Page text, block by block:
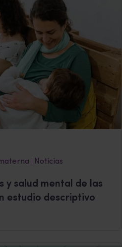
Noticias
y salud mental de las
estudio descriptivo